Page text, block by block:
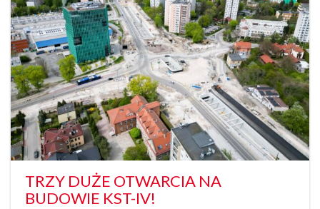
TRZY DUŻE OTWARCIA NA
BUDOWIE KST-IV!